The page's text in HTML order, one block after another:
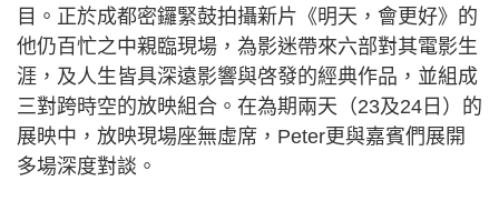
目。正於成都密鑼緊鼓拍攝新片《明天，會更好》的
他仍百忙之中親臨現場，為影迷帶來六部對其電影生
涯，及人生皆具深遠影響與啓發的經典作品，並組成
三對跨時空的放映組合。在為期兩天（23及24日）的
展映中，放映現場座無虛席，Peter更與嘉賓們展開
多場深度對談。